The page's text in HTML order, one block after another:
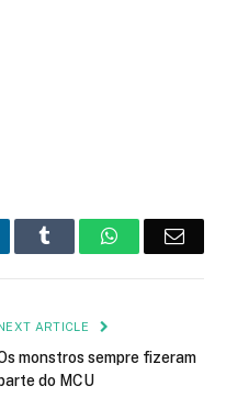
Tumblr WhatsApp
NEXT ARTICLE
monstros sempre fizeram
do MCU